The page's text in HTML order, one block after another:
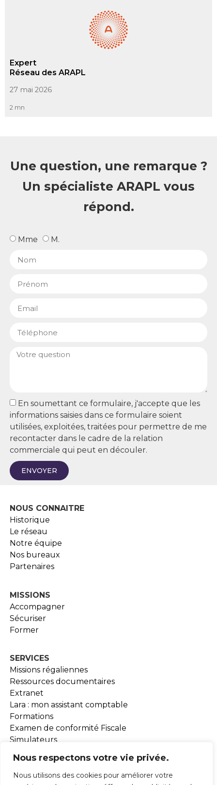
Nous respectons votre vie privée.
Nous utilisons des cookies pour améliorer votre
Expert
Réseau des ARAPL
27 mai 2026
2 mn
Une question, une remarque ?
Un spécialiste ARAPL vous
répond.
Mme M.
En soumettant ce formulaire, j'accepte que les
informations saisies dans ce formulaire soient
utilisées, exploitées, traitées pour permettre de me
recontacter dans le cadre de la relation
commerciale qui peut en découler.
ENVOYER
NOUS CONNAITRE
Historique
Le réseau
Notre équipe
Nos bureaux
Partenaires
MISSIONS
Accompagner
Sécuriser
Former
SERVICES
Missions régaliennes
Ressources documentaires
Extranet
Lara : mon assistant comptable
Formations
Examen de conformité Fiscale
Simulateurs
ADHESION